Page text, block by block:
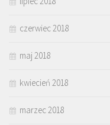
czerwiec 2018
maj 2018
kwiecień 2018
marzec 2018